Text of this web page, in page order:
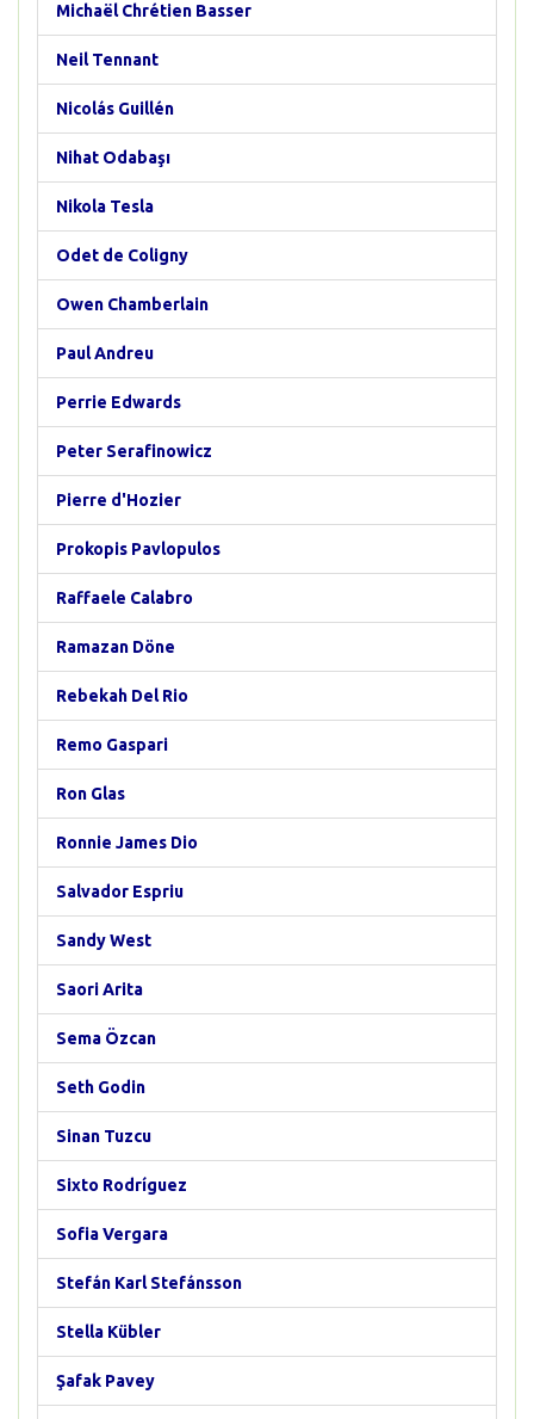
Michaël Chrétien Basser
Neil Tennant
Nicolás Guillén
Nihat Odabaşı
Nikola Tesla
Odet de Coligny
Owen Chamberlain
Paul Andreu
Perrie Edwards
Peter Serafinowicz
Pierre d'Hozier
Prokopis Pavlopulos
Raffaele Calabro
Ramazan Döne
Rebekah Del Rio
Remo Gaspari
Ron Glas
Ronnie James Dio
Salvador Espriu
Sandy West
Saori Arita
Sema Özcan
Seth Godin
Sinan Tuzcu
Sixto Rodríguez
Sofia Vergara
Stefán Karl Stefánsson
Stella Kübler
Şafak Pavey